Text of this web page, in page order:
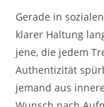
Gerade in
klarer Haltung
jene, die jedem
Authentizität
jemand aus